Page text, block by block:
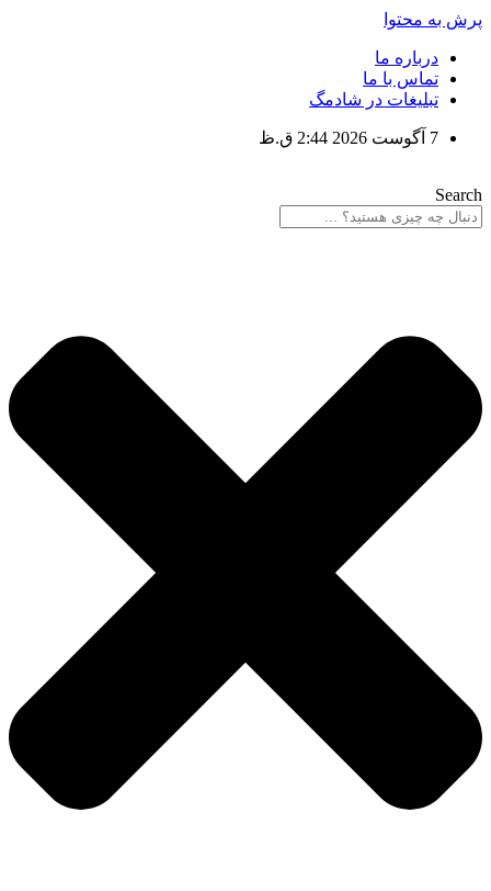
پرش به محتوا
درباره ما
تماس با ما
تبلیغات در شادمگ
7 آگوست 2026 2:44 ق.ظ
Search